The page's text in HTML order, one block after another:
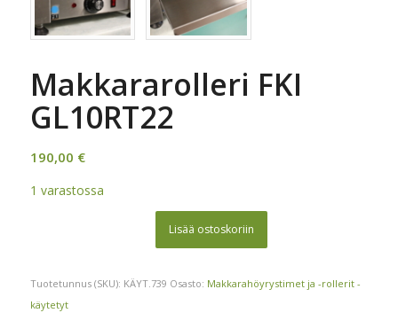
Makkararolleri FKI
GL10RT22
190,00 €
1 varastossa
Lisää ostoskoriin
Tuotetunnus (SKU): KÄYT.739 Osasto: Makkarahöyrystimet ja -rollerit -
käytetyt